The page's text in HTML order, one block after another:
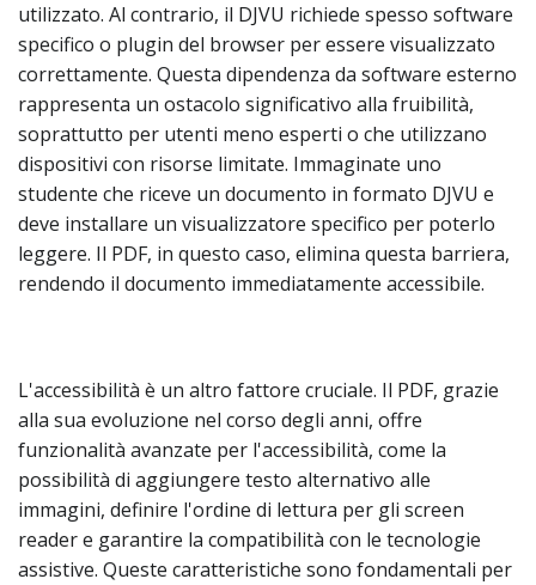
utilizzato. Al contrario, il DJVU richiede spesso software
specifico o plugin del browser per essere visualizzato
correttamente. Questa dipendenza da software esterno
rappresenta un ostacolo significativo alla fruibilità,
soprattutto per utenti meno esperti o che utilizzano
dispositivi con risorse limitate. Immaginate uno
studente che riceve un documento in formato DJVU e
deve installare un visualizzatore specifico per poterlo
leggere. Il PDF, in questo caso, elimina questa barriera,
rendendo il documento immediatamente accessibile.
L'accessibilità è un altro fattore cruciale. Il PDF, grazie
alla sua evoluzione nel corso degli anni, offre
funzionalità avanzate per l'accessibilità, come la
possibilità di aggiungere testo alternativo alle
immagini, definire l'ordine di lettura per gli screen
reader e garantire la compatibilità con le tecnologie
assistive. Queste caratteristiche sono fondamentali per